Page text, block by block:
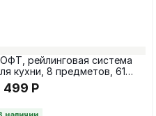
рейлинговая система
кухни, 8 предметов, 61
чёрный
499 Р